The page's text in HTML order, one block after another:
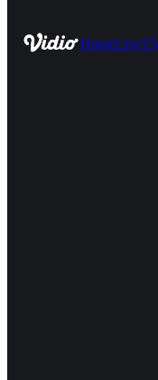
HomeLive